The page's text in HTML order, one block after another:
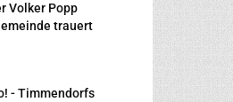
Volker Popp
trauert
- Timmendorfs